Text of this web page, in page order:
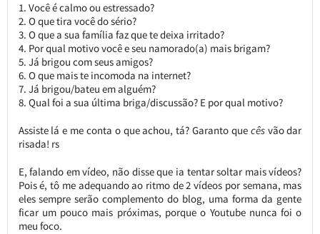
1. Você é calmo ou estressado?
2. O que tira você do sério?
3. O que a sua família faz que te deixa irritado?
4. Por qual motivo você e seu namorado(a) mais brigam?
5. Já brigou com seus amigos?
6. O que mais te incomoda na internet?
7. Já brigou/bateu em alguém?
8. Qual foi a sua última briga/discussão? E por qual motivo?
Assiste lá e me conta o que achou, tá? Garanto que cêsvão dar
risada! rs
E, falando em vídeo, não disse que ia tentar soltar mais vídeos?
Pois é, tô me adequando ao ritmo de 2 vídeos por semana, mas
eles sempre serão complemento do blog, uma forma da gente
ficar um pouco mais próximas, porque o Youtube nunca foi o
meu foco.